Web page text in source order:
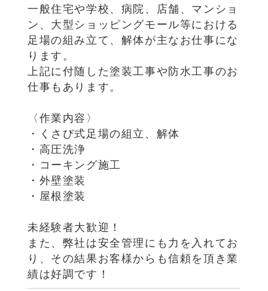
一般住宅や学校、病院、店舗、マンショ
ン、大型ショッピングモール等における
足場の組み立て、解体が主なお仕事にな
ります。
上記に付随した塗装工事や防水工事のお
仕事もあります。
〈作業内容〉
・くさび式足場の組立、解体
・高圧洗浄
・コーキング施工
・外壁塗装
・屋根塗装
未経験者大歓迎！
また、弊社は安全管理にも力を入れてお
り、その結果お客様からも信頼を頂き業
績は好調です！